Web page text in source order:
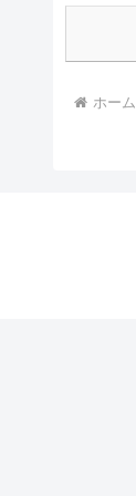
ホーム